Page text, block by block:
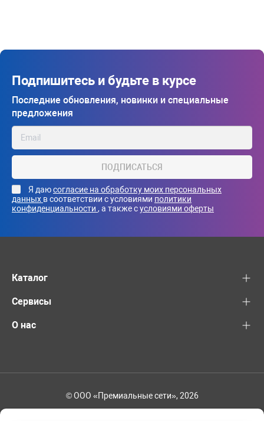
Подпишитесь и будьте в курсе
Последние обновления, новинки и специальные
предложения
ПОДПИСАТЬСЯ
Я даюсогласие на обработку моих персональных
данных в соответствии с условиями политики
конфиденциальности , а также сусловиями оферты
Каталог
Сервисы
О нас
© ООО «Премиальные сети», 2026